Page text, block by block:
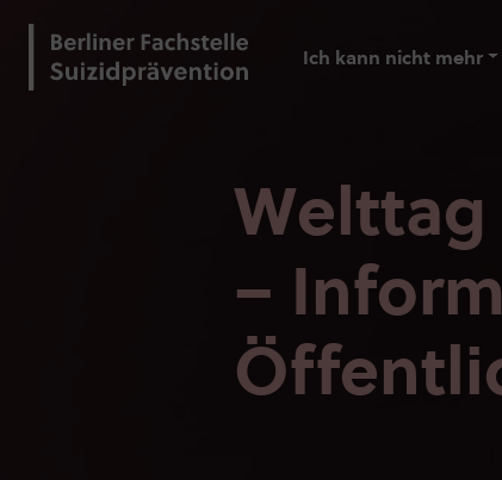
Ich kann nicht mehr
Welttag
–